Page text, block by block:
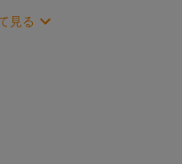
ーダーのご案内 カード
動画はこちら『おまかせ額
見る